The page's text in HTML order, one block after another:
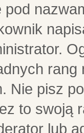
pod
Nie pisz
to swoją
lub